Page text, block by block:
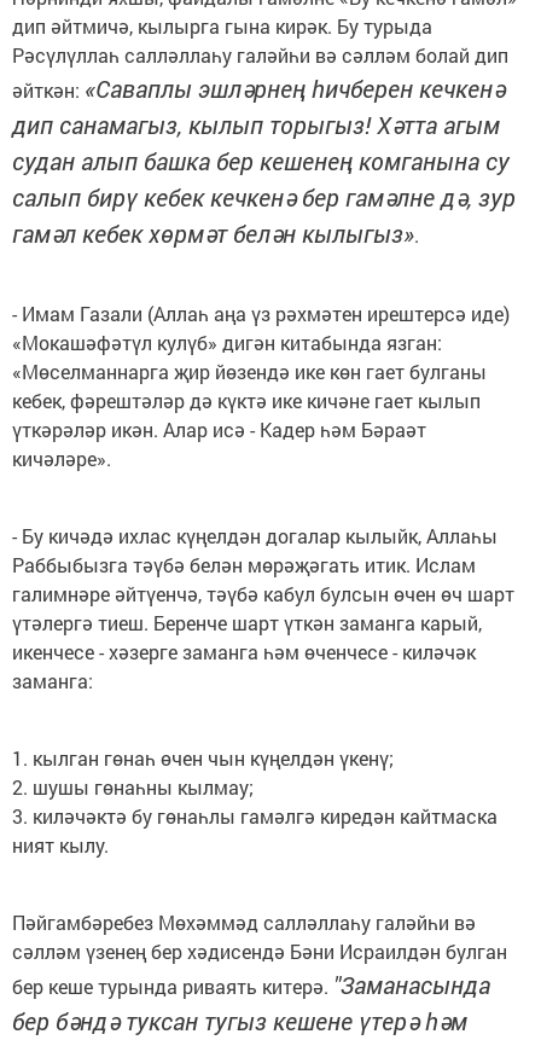
дип әйтмичә, кылырга гына кирәк. Бу турыда
Рәсүлүллаһ салләллаһу галәйһи вә сәлләм болай дип
әйткән: «Саваплы эшләрнең һичберен кечкенә
дип санамагыз, кылып торыгыз! Хәтта агым
судан алып башка бер кешенең комганына су
салып бирү кебек кечкенә бер гамәлне дә, зур
гамәл кебек хөрмәт белән кылыгыз».
- Имам Газали (Аллаһ аңа үз рәхмәтен ирештерсә иде)
«Мокашәфәтүл кулүб» дигән китабында язган:
«Мөселманнарга җир йөзендә ике көн гает булганы
кебек, фәрештәләр дә күктә ике кичәне гает кылып
үткәрәләр икән. Алар исә - Кадер һәм Бәраәт
кичәләре».
- Бу кичәдә ихлас күңелдән догалар кылыйк, Аллаһы
Раббыбызга тәүбә белән мөрәҗәгать итик. Ислам
галимнәре әйтүенчә, тәүбә кабул булсын өчен өч шарт
үтәлергә тиеш. Беренче шарт үткән заманга карый,
икенчесе - хәзерге заманга һәм өченчесе - киләчәк
заманга:
1. кылган гөнаһ өчен чын күңелдән үкенү;
2. шушы гөнаһны кылмау;
3. киләчәктә бу гөнаһлы гамәлгә киредән кайтмаска
ният кылу.
Пәйгамбәребез Мөхәммәд салләллаһу галәйһи вә
сәлләм үзенең бер хәдисендә Бәни Исраилдән булган
бер кеше турында риваять китерә. "Заманасында
бер бәндә туксан тугыз кешене үтерә һәм